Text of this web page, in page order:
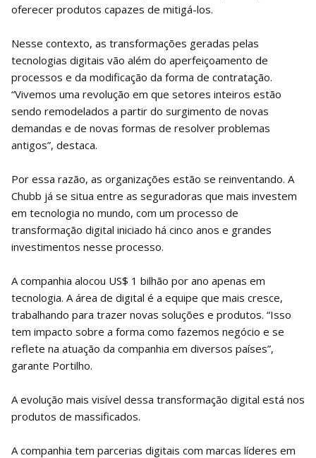
oferecer produtos capazes de mitigá-los.
Nesse contexto, as transformações geradas pelas
tecnologias digitais vão além do aperfeiçoamento de
processos e da modificação da forma de contratação.
“Vivemos uma revolução em que setores inteiros estão
sendo remodelados a partir do surgimento de novas
demandas e de novas formas de resolver problemas
antigos”, destaca.
Por essa razão, as organizações estão se reinventando. A
Chubb já se situa entre as seguradoras que mais investem
em tecnologia no mundo, com um processo de
transformação digital iniciado há cinco anos e grandes
investimentos nesse processo.
A companhia alocou US$ 1 bilhão por ano apenas em
tecnologia. A área de digital é a equipe que mais cresce,
trabalhando para trazer novas soluções e produtos. “Isso
tem impacto sobre a forma como fazemos negócio e se
reflete na atuação da companhia em diversos países”,
garante Portilho.
A evolução mais visível dessa transformação digital está nos
produtos de massificados.
A companhia tem parcerias digitais com marcas líderes em